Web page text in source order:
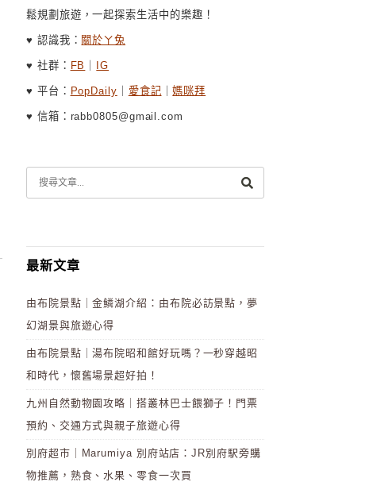
鬆規劃旅遊，一起探索生活中的樂趣！
♥ 認識我： 關於ㄚ兔
♥ 社群： FB IG
♥ 平台： PopDaily 愛食記 ｜媽咪拜
♥ 信箱：rabb0805@gmail.com
最新文章
由布院景點｜金鱗湖介紹：由布院必訪景點，夢
幻湖景與旅遊心得
由布院景點｜湯布院昭和館好玩嗎？一秒穿越昭
和時代，懷舊場景超好拍！
九州自然動物園攻略｜搭叢林巴士餵獅子！門票
預約、交通方式與親子旅遊心得
別府超市｜Marumiya 別府站店：JR別府駅旁購
物推薦，熟食、水果、零食一次買